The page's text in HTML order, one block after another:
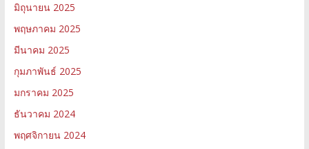
มิถุนายน 2025
พฤษภาคม 2025
มีนาคม 2025
กุมภาพันธ์ 2025
มกราคม 2025
ธันวาคม 2024
พฤศจิกายน 2024